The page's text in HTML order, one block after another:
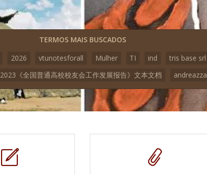
TERMOS MAIS BUSCADOS
2026 vtunotesforall Mulher TI ind
tris base srl
2023《全国普通高校校友会工作发展报告》文本文档 andreazza